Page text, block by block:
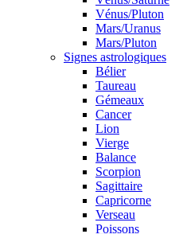
Vénus/Pluton
Mars/Uranus
Mars/Pluton
Signes astrologiques
Bélier
Taureau
Gémeaux
Cancer
Lion
Vierge
Balance
Scorpion
Sagittaire
Capricorne
Verseau
Poissons